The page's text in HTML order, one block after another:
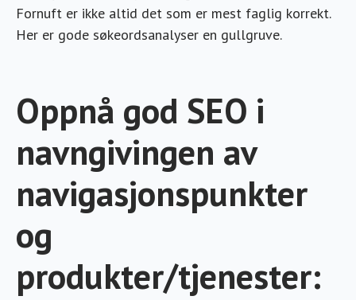
Fornuft er ikke altid det som er mest faglig korrekt.
Her er gode søkeordsanalyser en gullgruve.
Oppnå god SEO i
navngivingen av
navigasjonspunkter
og
produkter/tjenester: